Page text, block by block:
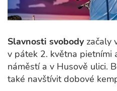
Slavnosti svobody začaly
v pátek 2. května pietními
náměstí a v Husově ulici.
také navštívit dobové